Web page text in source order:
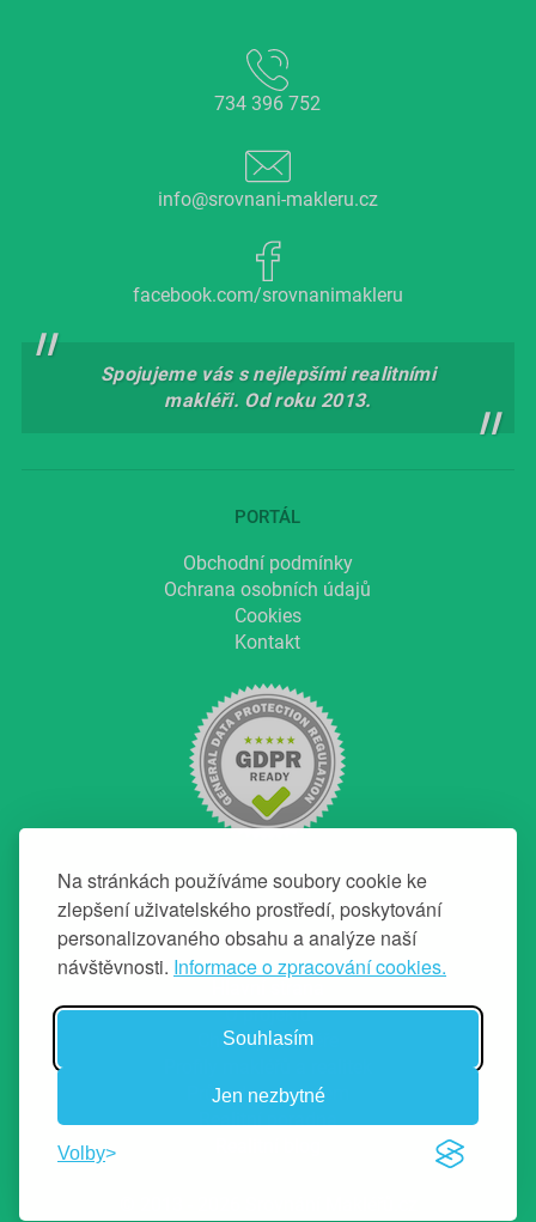
Na stránkách používáme soubory cookie ke
zlepšení uživatelského prostředí, poskytování
personalizovaného obsahu a analýze naší
návštěvnosti. Informace o zpracování cookies.
Souhlasím
Jen nezbytné
Volby
734 396 752
info@srovnani-makleru.cz
facebook.com/srovnanimakleru
Spojujeme vás s nejlepšími realitními
makléři. Od roku 2013.
PORTÁL
Obchodní podmínky
Ochrana osobních údajů
Cookies
Kontakt
NAVIGACE
O projektu
Chci top makléře
Průvodce prodejem
Realitní poradna